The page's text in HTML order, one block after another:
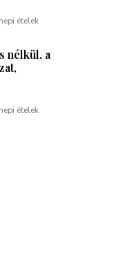
ételek
nélkül, a
ételek